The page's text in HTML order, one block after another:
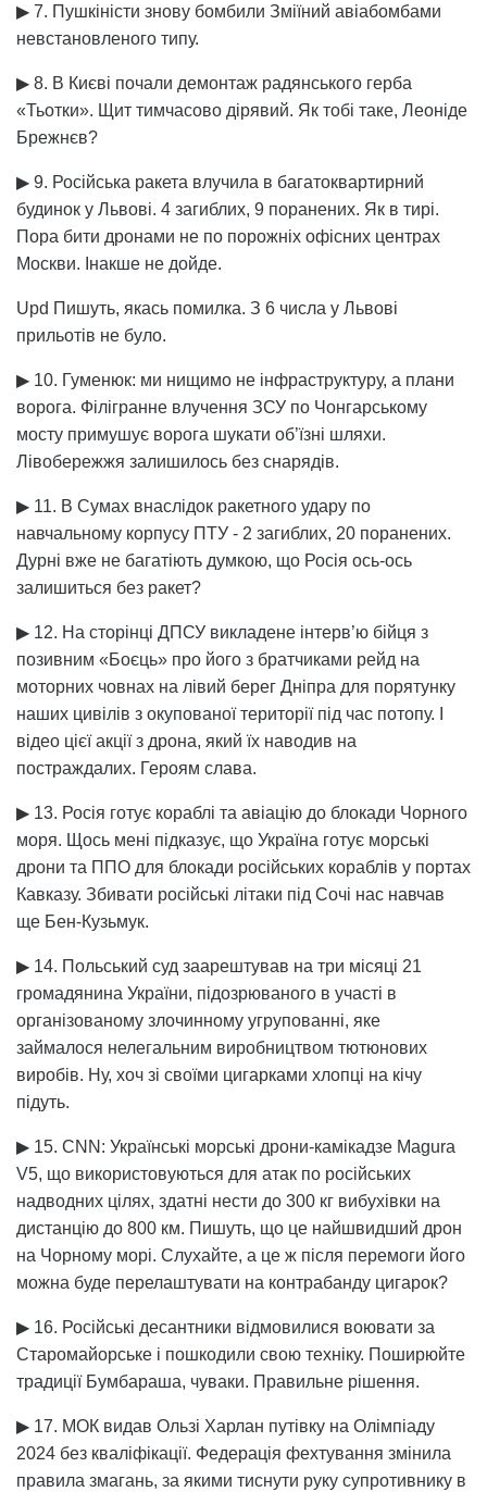
▶ 7. Пушкіністи знову бомбили Зміїний авіабомбами
невстановленого типу.
▶ 8. В Києві почали демонтаж радянського герба
«Тьотки». Щит тимчасово дірявий. Як тобі таке, Леоніде
Брежнєв?
▶ 9. Російська ракета влучила в багатоквартирний
будинок у Львові. 4 загиблих, 9 поранених. Як в тирі.
Пора бити дронами не по порожніх офісних центрах
Москви. Інакше не дойде.
Upd Пишуть, якась помилка. З 6 числа у Львові
прильотів не було.
▶ 10. Гуменюк: ми нищимо не інфраструктуру, а плани
ворога. Філігранне влучення ЗСУ по Чонгарському
мосту примушує ворога шукати об’їзні шляхи.
Лівобережжя залишилось без снарядів.
▶ 11. В Сумах внаслідок ракетного удару по
навчальному корпусу ПТУ - 2 загиблих, 20 поранених.
Дурні вже не багатіють думкою, що Росія ось-ось
залишиться без ракет?
▶ 12. На сторінці ДПСУ викладене інтерв’ю бійця з
позивним «Боєць» про його з братчиками рейд на
моторних човнах на лівий берег Дніпра для порятунку
наших цивілів з окупованої території під час потопу. І
відео цієї акції з дрона, який їх наводив на
постраждалих. Героям слава.
▶ 13. Росія готує кораблі та авіацію до блокади Чорного
моря. Щось мені підказує, що Україна готує морські
дрони та ППО для блокади російських кораблів у портах
Кавказу. Збивати російські літаки під Сочі нас навчав
ще Бен-Кузьмук.
▶ 14. Польський суд заарештував на три місяці 21
громадянина України, підозрюваного в участі в
організованому злочинному угрупованні, яке
займалося нелегальним виробництвом тютюнових
виробів. Ну, хоч зі своїми цигарками хлопці на кічу
підуть.
▶ 15. CNN: Українські морські дрони-камікадзе Magura
V5, що використовуються для атак по російських
надводних цілях, здатні нести до 300 кг вибухівки на
дистанцію до 800 км. Пишуть, що це найшвидший дрон
на Чорному морі. Слухайте, а це ж після перемоги його
можна буде перелаштувати на контрабанду цигарок?
▶ 16. Російські десантники відмовилися воювати за
Старомайорське і пошкодили свою техніку. Поширюйте
традиції Бумбараша, чуваки. Правильне рішення.
▶ 17. МОК видав Ользі Харлан путівку на Олімпіаду
2024 без кваліфікації. Федерація фехтування змінила
правила змагань, за якими тиснути руку супротивнику в